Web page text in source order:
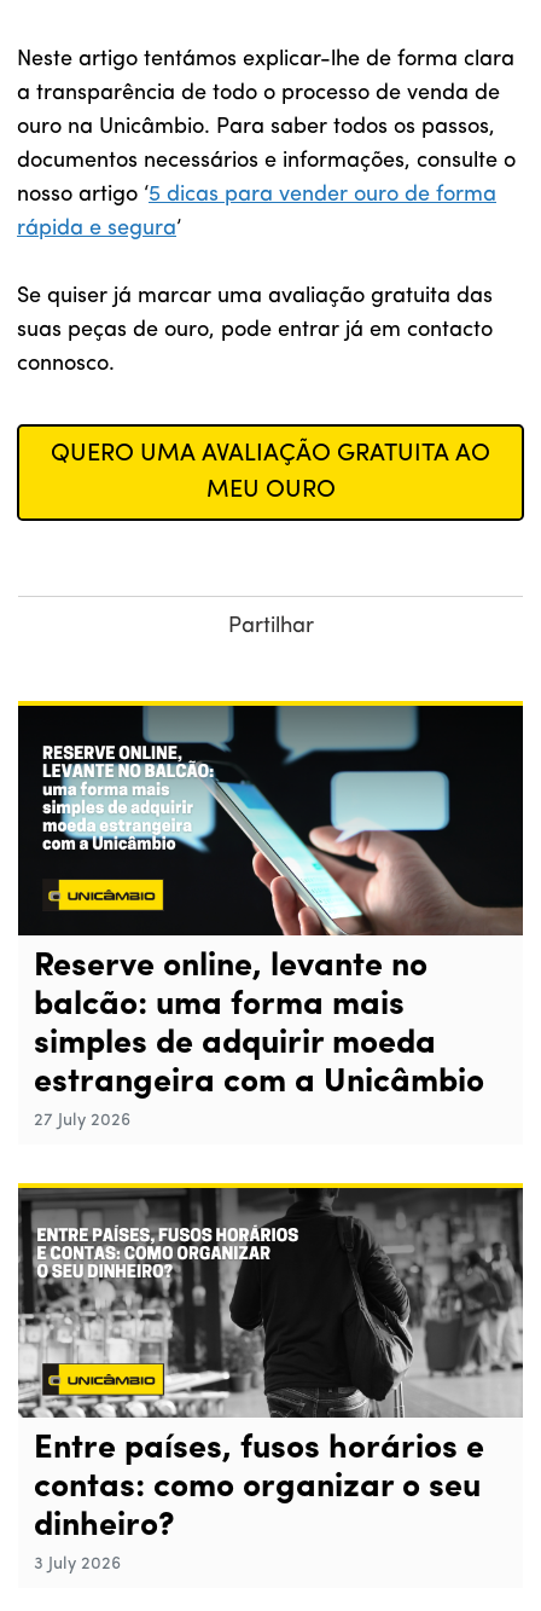
Neste artigo tentámos explicar-lhe de forma clara
a transparência de todo o processo de venda de
ouro na Unicâmbio. Para saber todos os passos,
documentos necessários e informações, consulte o
nosso artigo ‘5 dicas para vender ouro de forma
rápida e segura’
Se quiser já marcar uma avaliação gratuita das
suas peças de ouro, pode entrar já em contacto
connosco.
QUERO UMA AVALIAÇÃO GRATUITA AO
MEU OURO
Partilhar
Reserve online, levante no
balcão: uma forma mais
simples de adquirir moeda
estrangeira com a Unicâmbio
27 July 2026
Entre países, fusos horários e
contas: como organizar o seu
dinheiro?
3 July 2026